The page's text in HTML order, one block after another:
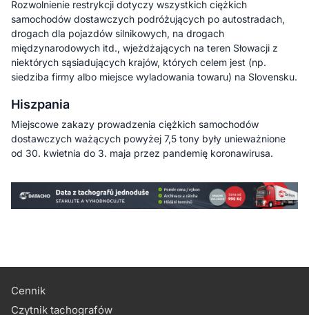
Rozwolnienie restrykcji dotyczy wszystkich ciężkich
samochodów dostawczych podróżujących po autostradach,
drogach dla pojazdów silnikowych, na drogach
międzynarodowych itd., wjeżdżających na teren Słowacji z
niektórych sąsiadujących krajów, których celem jest (np.
siedziba firmy albo miejsce wyladowania towaru) na Slovensku.
Hiszpania
Miejscowe zakazy prowadzenia ciężkich samochodów
dostawczych ważących powyżej 7,5 tony były unieważnione
od 30. kwietnia do 3. maja przez pandemię koronawirusa.
Cennik
Czytnik tachografów